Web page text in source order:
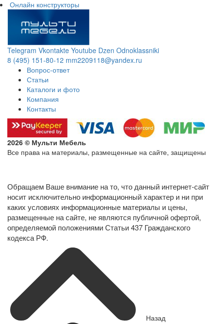
Онлайн конструкторы
Telegram Vkontakte Youtube Dzen Odnoklassniki
8 (495) 151-80-12 mm2209118@yandex.ru
Вопрос-ответ
Статьи
Каталоги и фото
Компания
Контакты
2026 © Мульти Мебель
Все права на материалы, размещенные на сайте, защищены
Обращаем Ваше внимание на то, что данный интернет-сайт
носит исключительно информационный характер и ни при
каких условиях информационные материалы и цены,
размещенные на сайте, не являются публичной офертой,
определяемой положениями Статьи 437 Гражданского
кодекса РФ.
Назад